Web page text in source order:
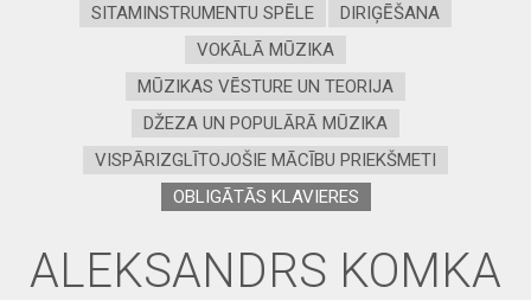
SITAMINSTRUMENTU SPĒLE
DIRIĢĒŠANA
VOKĀLĀ MŪZIKA
MŪZIKAS VĒSTURE UN TEORIJA
DŽEZA UN POPULĀRĀ MŪZIKA
VISPĀRIZGLĪTOJOŠIE MĀCĪBU PRIEKŠMETI
OBLIGĀTĀS KLAVIERES
ALEKSANDRS KOMKA